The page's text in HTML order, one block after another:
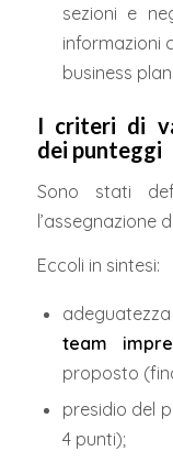
sezioni e
informazioni
business
I criteri di
dei punteggi
Sono stati
l’assegnazione
Eccoli in sintesi:
team
proposto
presidio del
4 punti);